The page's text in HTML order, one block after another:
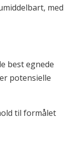
med
best egnede
potensielle
til formålet